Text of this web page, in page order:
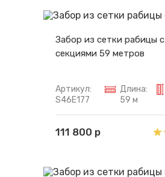
Забор из сетки рабицы с
секциями 59 метров
Артикул:
S46E177
Длина:
59 м
111 800 р